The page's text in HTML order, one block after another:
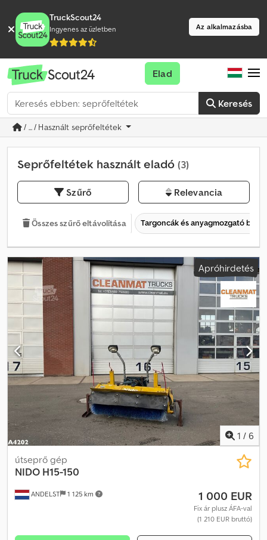
TruckScout24
Ingyenes az üzletben Az alkalmazásba
Keresés
Elad
/ ... / Használt seprőfeltétek
Seprőfeltétek használt eladó (3)
Szűrő Relevancia
Összes szűrő eltávolítása Targoncák és anyagmozgató
Apróhirdetés
1 / 6
ANDELST 1 125 km
útseprő gép
NIDO H15-150
1 000 EUR
Fix ár plusz ÁFA-val
(1 210 EUR bruttó)